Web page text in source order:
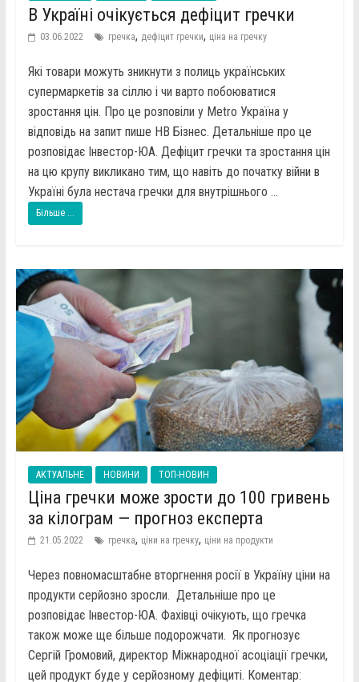
В Україні очікується дефіцит гречки
03.06.2022 гречка, дефіцит гречки, ціна на гречку
Які товари можуть зникнути з полиць українських
супермаркетів за сіллю і чи варто побоюватися
зростання цін. Про це розповіли у Metro Україна у
відповідь на запит пише НВ Бізнес. Детальніше про це
розповідає Інвестор-ЮА. Дефіцит гречки та зростання цін
на цю крупу викликано тим, що навіть до початку війни в
Україні була нестача гречки для внутрішнього ...
Більше ...
АКТУАЛЬНЕ НОВИНИ ТОП-НОВИН
Ціна гречки може зрости до 100 гривень
за кілограм — прогноз експерта
21.05.2022 гречка, ціни на гречку, ціни на продукти
Через повномасштабне вторгнення росії в Україну ціни на
продукти серйозно зросли. Детальніше про це
розповідає Інвестор-ЮА. Фахівці очікують, що гречка
також може ще більше подорожчати. Як прогнозує
Сергій Громовий, директор Міжнародної асоціації гречки,
цей продукт буде у серйозному дефіциті. Коментар: